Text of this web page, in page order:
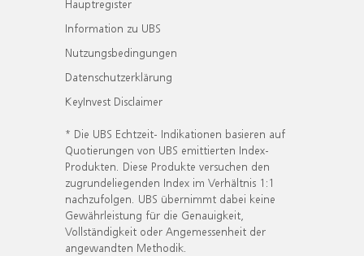
Hauptregister
Information zu UBS
Nutzungsbedingungen
Datenschutzerklärung
KeyInvest Disclaimer
* Die UBS Echtzeit- Indikationen basieren auf
Quotierungen von UBS emittierten Index-
Produkten. Diese Produkte versuchen den
zugrundeliegenden Index im Verhältnis 1:1
nachzufolgen. UBS übernimmt dabei keine
Gewährleistung für die Genauigkeit,
Vollständigkeit oder Angemessenheit der
angewandten Methodik.